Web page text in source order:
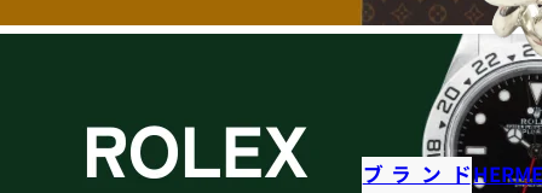
ブランド